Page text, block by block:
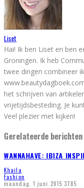
Liset
Hai! Ik ben Liset en ben
Groningen. Ik heb
twee dingen combineer
het schrijven van
vrijetijdsbesteding. Je
Veel plezier met kijken!
Gerelateerde berichten
WANNAHAVE: IBIZA
Khaila
Fashion
maandag, 1 juni 2015 3785